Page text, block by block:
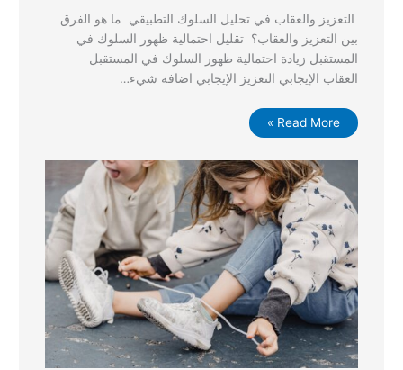
التعزيز والعقاب في تحليل السلوك التطبيقي ما هو الفرق
بين التعزيز والعقاب؟ تقليل احتمالية ظهور السلوك في
المستقبل زيادة احتمالية ظهور السلوك في المستقبل
العقاب الإيجابي التعزيز الإيجابي اضافة شيء…
Read More »